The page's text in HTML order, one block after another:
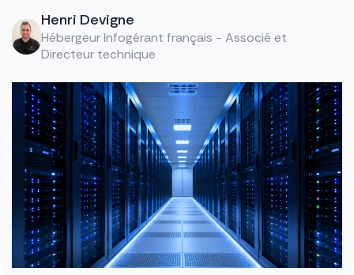
Henri Devigne
Hébergeur Infogérant français - Associé et
Directeur technique